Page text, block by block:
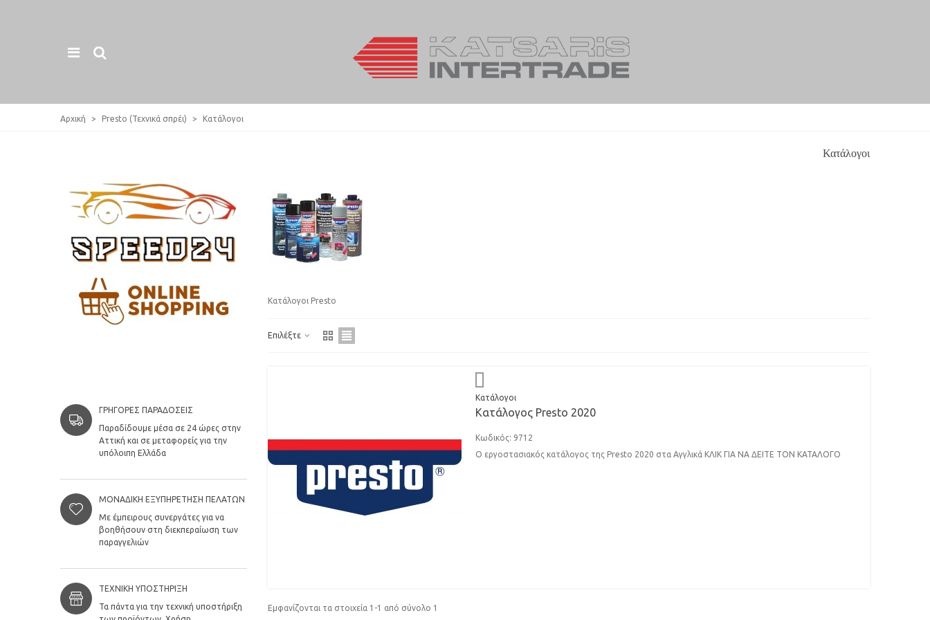
Αρχική > Presto (Τεχνικά σπρέι) > Κατάλογοι
ΓΡΉΓΟΡΕΣ ΠΑΡΑΔΌΣΕΙΣ
Παραδίδουμε μέσα σε 24 ώρες στην
Αττική και σε μεταφορείς για την
υπόλοιπη Ελλάδα
ΜΟΝΑΔΙΚΉ ΕΞΥΠΗΡΈΤΗΣΗ ΠΕΛΑΤΏΝ
Με έμπειρους συνεργάτες για να
βοηθήσουν στη διεκπεραίωση των
παραγγελιών
ΤΕΧΝΙΚΉ ΥΠΟΣΤΉΡΙΞΗ
Τα πάντα για την τεχνική υποστήριξη
Κατάλογοι
Κατάλογοι Presto
Επιλέξτε
Κατάλογοι
Κατάλογος Presto 2020
Κωδικός: 9712
Ο εργοστασιακός κατάλογος της Presto 2020 στα Αγγλικά ΚΛΙΚ ΓΙΑ ΝΑ ΔΕΙΤΕ ΤΟΝ ΚΑΤΑΛΟΓΟ
Εμφανίζονται τα στοιχεία 1-1 από σύνολο 1